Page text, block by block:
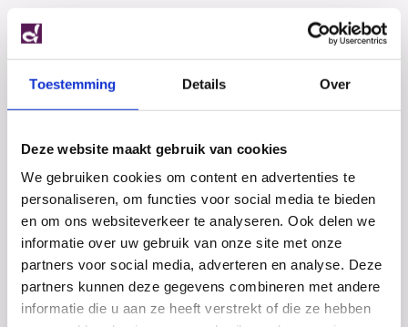
Toestemming Details Over
Deze website maakt gebruik van cookies
We gebruiken cookies om content en advertenties te
personaliseren, om functies voor social media te bieden
en om ons websiteverkeer te analyseren. Ook delen we
informatie over uw gebruik van onze site met onze
partners voor social media, adverteren en analyse. Deze
partners kunnen deze gegevens combineren met andere
informatie die u aan ze heeft verstrekt of die ze hebben